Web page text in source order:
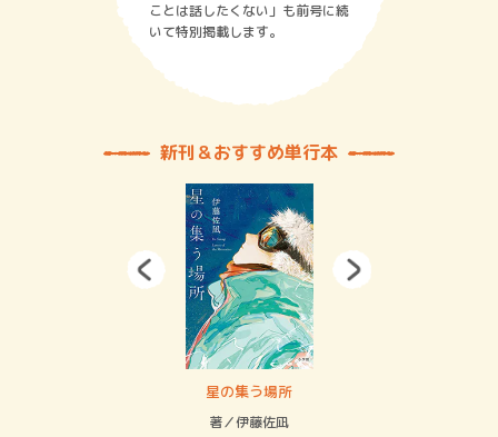
ことは話したくない」も前号に続
いて特別掲載します。
新刊＆おすすめ単行本
星の集う場所
著／伊藤佐凪